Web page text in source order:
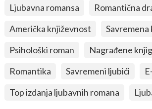
Ljubavna romansa
Romantična
Američka književnost
Psihološki roman
Nagrađene
Romantika
Savremeni ljubići
Top izdanja ljubavnih romana